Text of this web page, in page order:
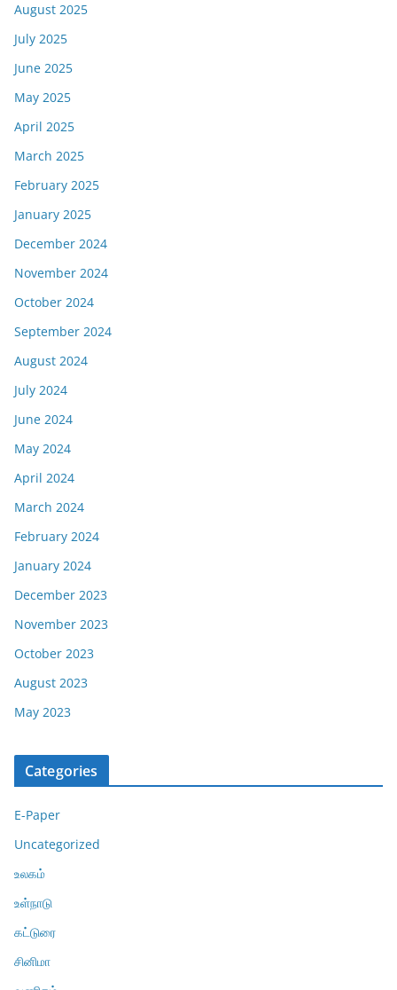
August 2025
July 2025
June 2025
May 2025
April 2025
March 2025
February 2025
January 2025
December 2024
November 2024
October 2024
September 2024
August 2024
July 2024
June 2024
May 2024
April 2024
March 2024
February 2024
January 2024
December 2023
November 2023
October 2023
August 2023
May 2023
Categories
E-Paper
Uncategorized
உலகம்
உள்நாடு
கட்டுரை
சினிமா